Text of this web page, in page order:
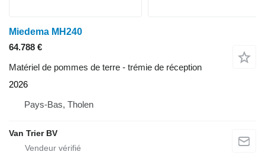
Miedema MH240
64.788 €
Matériel de pommes de terre - trémie de réception
2026
Pays-Bas, Tholen
Van Trier BV